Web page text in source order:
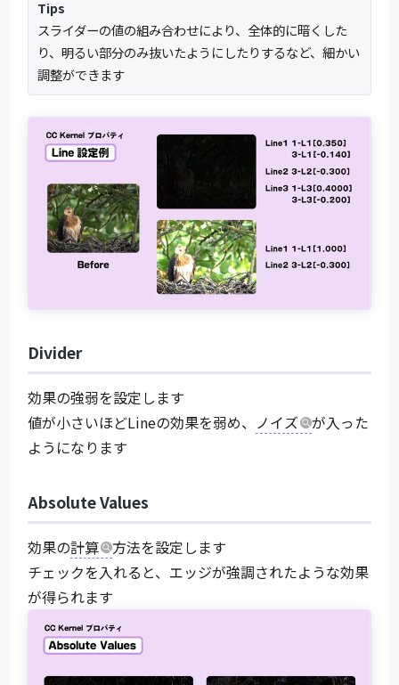
Tips
スライダーの値の組み合わせにより、全体的に暗くした
り、明るい部分のみ抜いたようにしたりするなど、細かい
調整ができます
Divider
効果の強弱を設定します
値が小さいほどLineの効果を弱め、 ノイズ
が入った
ようになります
Absolute Values
効果の計算
方法を設定します
チェックを入れると、エッジが強調されたような効果
が得られます